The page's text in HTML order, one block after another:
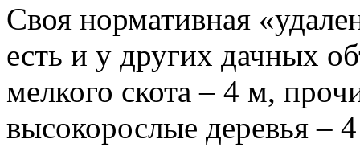
Своя нормативная
есть и у других дачных
мелкого скота – 4 м,
высокорослые деревья –